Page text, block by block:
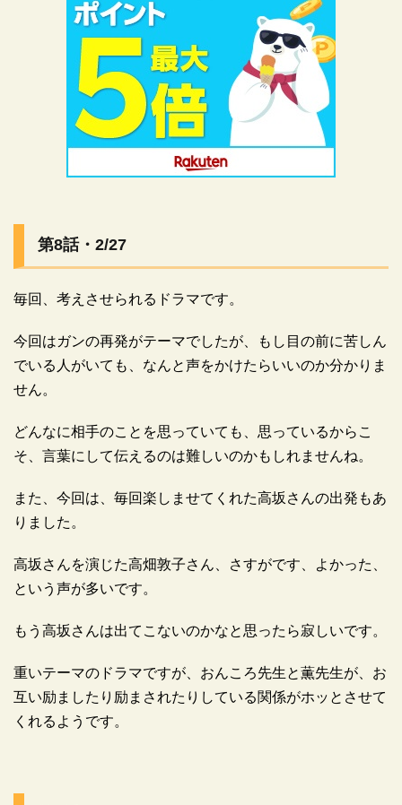
広告
第8話・2/27
毎回、考えさせられるドラマです。
今回はガンの再発がテーマでしたが、もし目の前に苦しん
でいる人がいても、なんと声をかけたらいいのか分かりま
せん。
どんなに相手のことを思っていても、思っているからこ
そ、言葉にして伝えるのは難しいのかもしれませんね。
また、今回は、毎回楽しませてくれた高坂さんの出発もあ
りました。
高坂さんを演じた高畑敦子さん、さすがです、よかった、
という声が多いです。
もう高坂さんは出てこないのかなと思ったら寂しいです。
重いテーマのドラマですが、おんころ先生と薫先生が、お
互い励ましたり励まされたりしている関係がホッとさせて
くれるようです。